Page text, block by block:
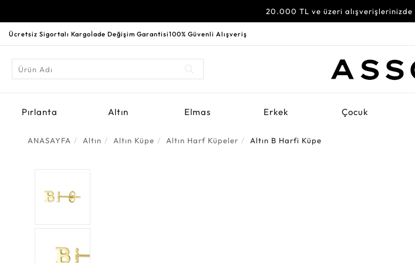
20.000 TL ve üzeri alışverişlerinizde
Ücretsiz Sigortalı Kargoİade Değişim Garantisi100% Güvenli Alışveriş
Pırlanta Altın Elmas Erkek Çocuk
ANASAYFA Altın Altın Küpe Altın Harf Küpeler Altın B Harfi Küpe